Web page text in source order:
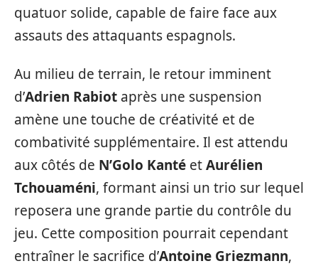
quatuor solide, capable de faire face aux
assauts des attaquants espagnols.
Au milieu de terrain, le retour imminent
d’Adrien Rabiot après une suspension
amène une touche de créativité et de
combativité supplémentaire. Il est attendu
aux côtés de N’Golo Kanté etAurélien
Tchouaméni, formant ainsi un trio sur lequel
reposera une grande partie du contrôle du
jeu. Cette composition pourrait cependant
entraîner le sacrifice d’Antoine Griezmann,